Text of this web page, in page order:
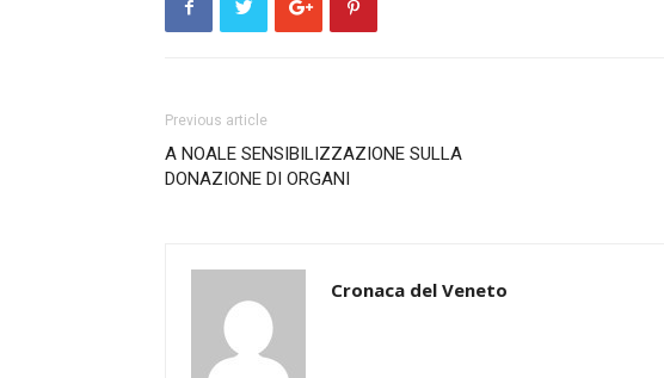
Previous article
A NOALE SENSIBILIZZAZIONE SULLA
DONAZIONE DI ORGANI
Cronaca del Veneto